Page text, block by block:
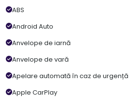
ABS
Android Auto
Anvelope de iarnă
Anvelope de vară
Apelare automată în caz de urgență
Apple CarPlay